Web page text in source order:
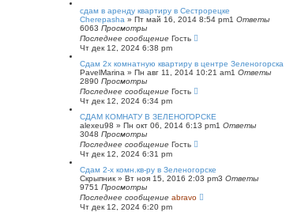
сдам в аренду квартиру в Сестрорецке
Cherepasha » Пт май 16, 2014 8:54 pm1 Ответы
6063 Просмотры
Последнее сообщение Гость
Чт дек 12, 2024 6:38 pm
Сдам 2х комнатную квартиру в центре Зеленогорска
PavelMarina » Пн авг 11, 2014 10:21 am1 Ответы
2890 Просмотры
Последнее сообщение Гость
Чт дек 12, 2024 6:34 pm
СДАМ КОМНАТУ В ЗЕЛЕНОГОРСКЕ
alexeu98 » Пн окт 06, 2014 6:13 pm1 Ответы
3048 Просмотры
Последнее сообщение Гость
Чт дек 12, 2024 6:31 pm
Сдам 2-х комн.кв-ру в Зеленогорске
Скрыпник » Вт ноя 15, 2016 2:03 pm3 Ответы
9751 Просмотры
Последнее сообщение abravo
Чт дек 12, 2024 6:20 pm